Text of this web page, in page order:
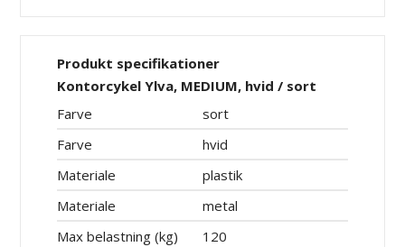
Produkt specifikationer
Kontorcykel Ylva, MEDIUM, hvid / sort
Farve
sort
Farve
hvid
Materiale
plastik
Materiale
metal
Max belastning (kg)
120